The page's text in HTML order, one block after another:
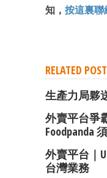
知， 按這裏聯
RELATED
生產力局夥
外賣平台爭
Foodpanda
外賣平台｜
台灣業務